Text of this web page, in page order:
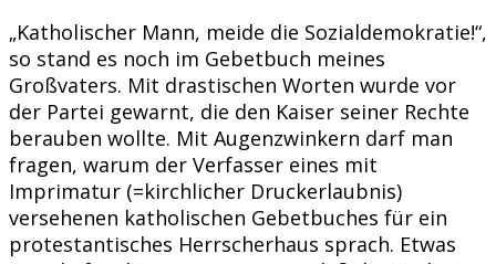
„Katholischer Mann, meide die Sozialdemokratie!“,
so stand es noch im Gebetbuch meines
Großvaters. Mit drastischen Worten wurde vor
der Partei gewarnt, die den Kaiser seiner Rechte
berauben wollte. Mit Augenzwinkern darf man
fragen, warum der Verfasser eines mit
Imprimatur (=kirchlicher Druckerlaubnis)
versehenen katholischen Gebetbuches für ein
protestantisches Herrscherhaus sprach. Etwas